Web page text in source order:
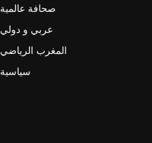
صحافة عالمية
عربي و دولي
المغرب الرياضي
سياسية